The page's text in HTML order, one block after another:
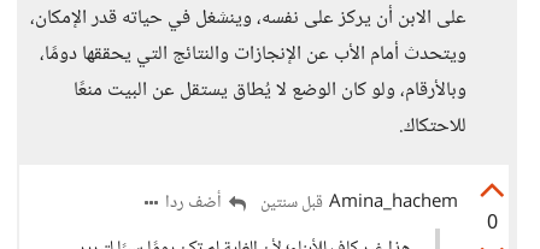
على الابن أن يركز على نفسه، وينشغل في حياته قدر الإمكان،
ويتحدث أمام الأب عن الإنجازات والنتائج التي يحققها دومًا،
وبالأرقام، ولو كان الوضع لا يُطاق يستقل عن البيت منعًا
للاحتكاك.
0
Amina_hachem قبل سنتين
أضف ردا